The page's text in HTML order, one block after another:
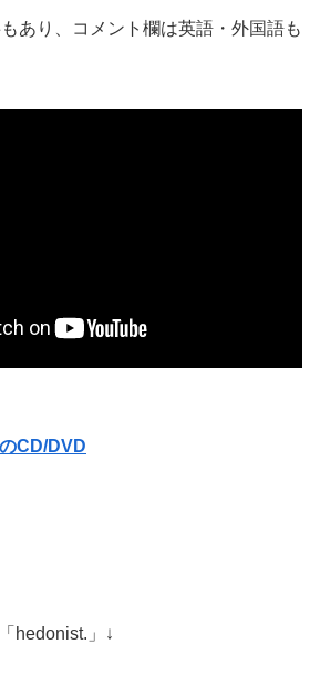
あり、コメント欄は英語・外国語も
CD/DVD
hedonist.」↓